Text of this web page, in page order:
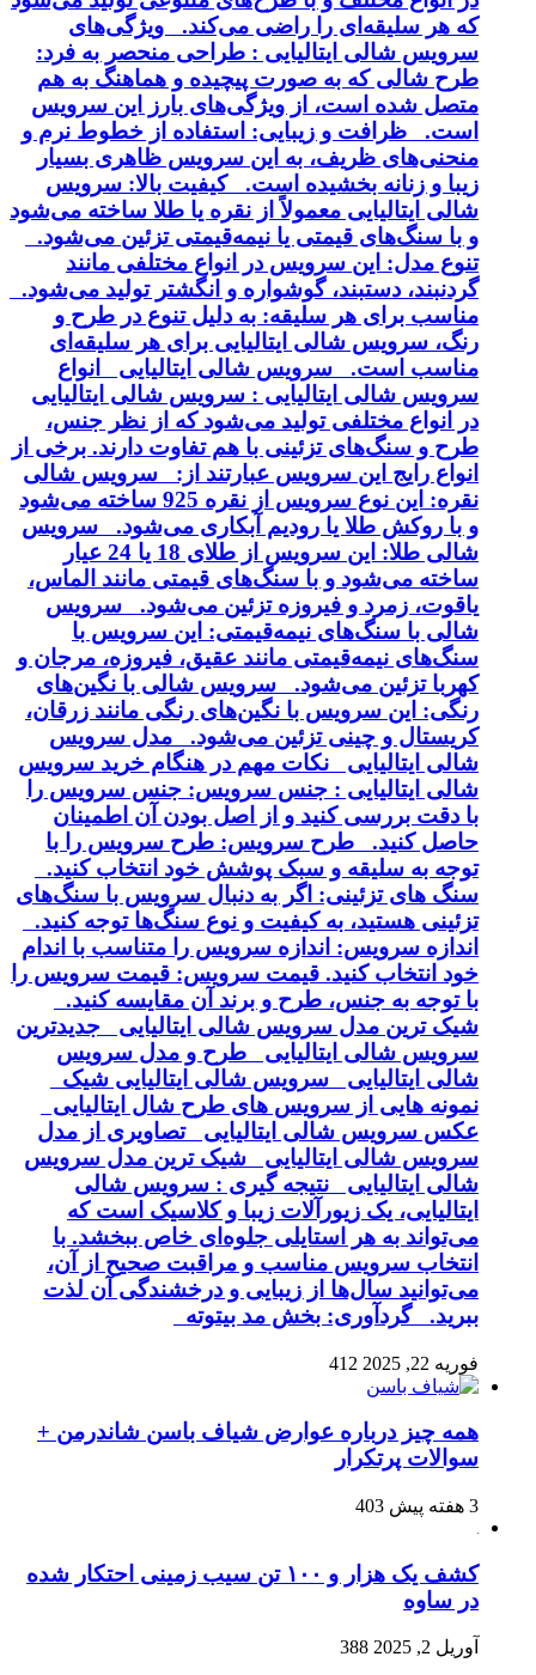
که هر سلیقه‌ای را راضی می‌کند. ویژگی‌های
سرویس شالی ایتالیایی : طراحی منحصر به فرد:
طرح شالی که به صورت پیچیده و هماهنگ به هم
متصل شده است، از ویژگی‌های بارز این سرویس
است. ظرافت و زیبایی: استفاده از خطوط نرم و
منحنی‌های ظریف، به این سرویس ظاهری بسیار
زیبا و زنانه بخشیده است. کیفیت بالا: سرویس
شالی ایتالیایی معمولاً از نقره یا طلا ساخته می‌شود
و با سنگ‌های قیمتی یا نیمه‌قیمتی تزئین می‌شود.
تنوع مدل: این سرویس در انواع مختلفی مانند
گردنبند، دستبند، گوشواره و انگشتر تولید می‌شود.
مناسب برای هر سلیقه: به دلیل تنوع در طرح و
رنگ، سرویس شالی ایتالیایی برای هر سلیقه‌ای
مناسب است. سرویس شالی ایتالیایی انواع
سرویس شالی ایتالیایی : سرویس شالی ایتالیایی
در انواع مختلفی تولید می‌شود که از نظر جنس،
طرح و سنگ‌های تزئینی با هم تفاوت دارند. برخی از
انواع رایج این سرویس عبارتند از: سرویس شالی
نقره: این نوع سرویس از نقره 925 ساخته می‌شود
و با روکش طلا یا رودیم آبکاری می‌شود. سرویس
شالی طلا: این سرویس از طلای 18 یا 24 عیار
ساخته می‌شود و با سنگ‌های قیمتی مانند الماس،
یاقوت، زمرد و فیروزه تزئین می‌شود. سرویس
شالی با سنگ‌های نیمه‌قیمتی: این سرویس با
سنگ‌های نیمه‌قیمتی مانند عقیق، فیروزه، مرجان و
کهربا تزئین می‌شود. سرویس شالی با نگین‌های
رنگی: این سرویس با نگین‌های رنگی مانند زرقان،
کریستال و چینی تزئین می‌شود. مدل سرویس
شالی ایتالیایی نکات مهم در هنگام خرید سرویس
شالی ایتالیایی : جنس سرویس: جنس سرویس را
با دقت بررسی کنید و از اصل بودن آن اطمینان
حاصل کنید. طرح سرویس: طرح سرویس را با
توجه به سلیقه و سبک پوشش خود انتخاب کنید.
سنگ های تزئینی: اگر به دنبال سرویس با سنگ‌های
تزئینی هستید، به کیفیت و نوع سنگ‌ها توجه کنید.
اندازه سرویس: اندازه سرویس را متناسب با اندام
خود انتخاب کنید. قیمت سرویس: قیمت سرویس را
با توجه به جنس، طرح و برند آن مقایسه کنید.
شیک ترین مدل سرویس شالی ایتالیایی جدیدترین
سرویس شالی ایتالیایی طرح و مدل سرویس
شالی ایتالیایی سرویس شالی ایتالیایی شیک
نمونه هایی از سرویس های طرح شال ایتالیایی
عکس سرویس شالی ایتالیایی تصاویری از مدل
سرویس شالی ایتالیایی شیک ترین مدل سرویس
شالی ایتالیایی نتیجه گیری : سرویس شالی
ایتالیایی، یک زیورآلات زیبا و کلاسیک است که
می‌تواند به هر استایلی جلوه‌ای خاص ببخشد. با
انتخاب سرویس مناسب و مراقبت صحیح از آن،
می‌توانید سال‌ها از زیبایی و درخشندگی آن لذت
ببرید. گردآوری: بخش مد بیتوته
فوریه 22, 2025 412
همه چیز درباره عوارض شیاف باسن شاندرمن +
سوالات پرتکرار
3 هفته پیش 403
کشف یک هزار و ۱۰۰ تن سیب زمینی احتکار شده
در ساوه
آوریل 2, 2025 388